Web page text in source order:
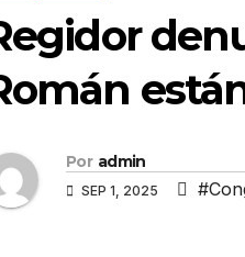
Por admin
SEP 1, 2025